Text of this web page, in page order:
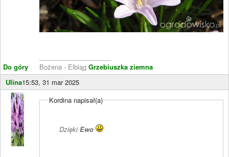
Do góry
Bożena - Elbląg Grzebiuszka ziemna
Ulina15:53, 31 mar 2025
Kordina napisał(a)
DziękiEwo